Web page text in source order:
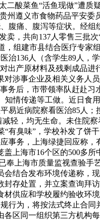
二酸菜鱼“活鱼现做”遭
遵义市食物药品平安委
腹痛、腹泻等症状。经
，共向137人零售三批
组建市县结合医疗专
治136人（含学生89人
出产原材料及残剩成品
涉事企业及相关义务人
务后，市带领率队赶赴
情传递等工做。近日食
近病院察看医治85人
轻，均无生命。未住院
有臭味”，学校补发了
事务，上海绿捷回应称
上海市16个区的500多
上海市质量监视查验
结合发布环境传递称
存处置，并立案查询
供应和学校履约验收环
行为，将按法式终止合
区同一组织第三方机